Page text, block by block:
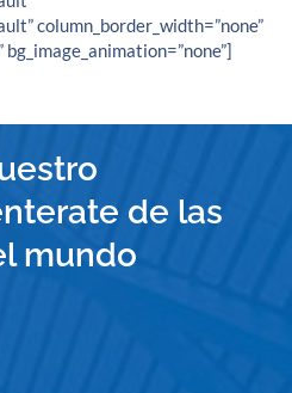
column_border_width=”none”
de las
mundo